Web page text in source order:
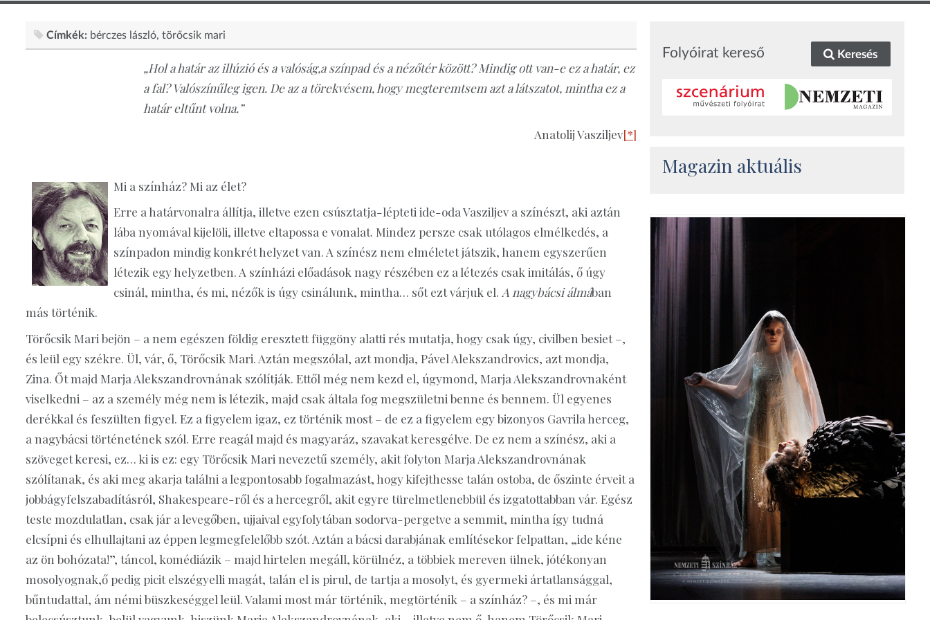
Címkék: bérczes lászló törőcsik mari
„Hol a határ az illúzió és a valóság,a színpad és a nézőtér között? Mindig ott van-e ez a határ, ez
a fal? Valószínűleg igen. De az a törekvésem, hogy megteremtsem azt a látszatot, mintha ez a
határ eltűnt volna.”
Anatolij Vasziljev[*]
Mi a színház? Mi az élet?
Erre a határvonalra állítja, illetve ezen csúsztatja-lépteti ide-oda Vasziljev a színészt, aki aztán
lába nyomával kijelöli, illetve eltapossa e vonalat. Mindez persze csak utólagos elmélkedés, a
színpadon mindig konkrét helyzet van. A színész nem elméletet játszik, hanem egyszerűen
létezik egy helyzetben. A színházi előadások nagy részében ez a létezés csak imitálás, ő úgy
csinál, mintha, és mi, nézők is úgy csinálunk, mintha… sőt ezt várjuk el. A nagybácsi álmában
más történik.
Törőcsik Mari bejön – a nem egészen földig eresztett függöny alatti rés mutatja, hogy csak úgy, civilben besiet –,
és leül egy székre. Ül, vár, ő, Törőcsik Mari. Aztán megszólal, azt mondja, Pável Alekszandrovics, azt mondja,
Zina. Őt majd Marja Alekszandrovnának szólítják. Ettől még nem kezd el, úgymond, Marja Alekszandrovnaként
viselkedni – az a személy még nem is létezik, majd csak általa fog megszületni benne és bennem. Ül egyenes
derékkal és feszülten figyel. Ez a figyelem igaz, ez történik most – de ez a figyelem egy bizonyos Gavrila herceg,
a nagybácsi történetének szól. Erre reagál majd és magyaráz, szavakat keresgélve. De ez nem a színész, aki a
szöveget keresi, ez… ki is ez: egy Törőcsik Mari nevezetű személy, akit folyton Marja Alekszandrovnának
szólítanak, és aki meg akarja találni a legpontosabb fogalmazást, hogy kifejthesse talán ostoba, de őszinte érveit a
jobbágyfelszabadításról, Shakespeare-ről és a hercegről, akit egyre türelmetlenebbül és izgatottabban vár. Egész
teste mozdulatlan, csak jár a levegőben, ujjaival egyfolytában sodorva-pergetve a semmit, mintha így tudná
elcsípni és elhullajtani az éppen legmegfelelőbb szót. Aztán a bácsi darabjának említésekor felpattan, „ide kéne
az ön bohózata!”, táncol, komédiázik – majd hirtelen megáll, körülnéz, a többiek mereven ülnek, jótékonyan
mosolyognak,ő pedig picit elszégyelli magát, talán el is pirul, de tartja a mosolyt, és gyermeki ártatlansággal,
bűntudattal, ám némi büszkeséggel leül. Valami most már történik, megtörténik – a színház? –, és mi már
Folyóirat kereső Keresés
Magazin aktuális